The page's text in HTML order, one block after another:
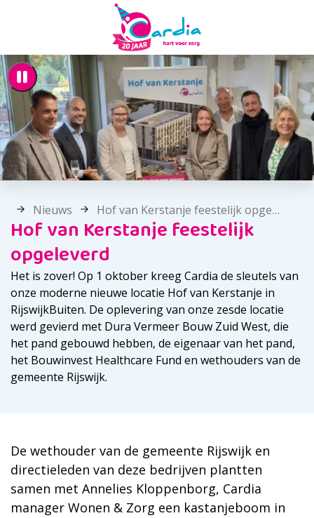
Nieuws Hof van Kerstanje feestelijk opgeleverd
Hof van Kerstanje feestelijk
opgeleverd
Het is zover! Op 1 oktober kreeg Cardia de sleutels van
onze moderne nieuwe locatie Hof van Kerstanje in
RijswijkBuiten. De oplevering van onze zesde locatie
werd gevierd met Dura Vermeer Bouw Zuid West, die
het pand gebouwd hebben, de eigenaar van het pand,
het Bouwinvest Healthcare Fund en wethouders van de
gemeente Rijswijk.
De wethouder van de gemeente Rijswijk en
directieleden van deze bedrijven plantten
samen met Annelies Kloppenborg, Cardia
manager Wonen & Zorg een kastanjeboom in